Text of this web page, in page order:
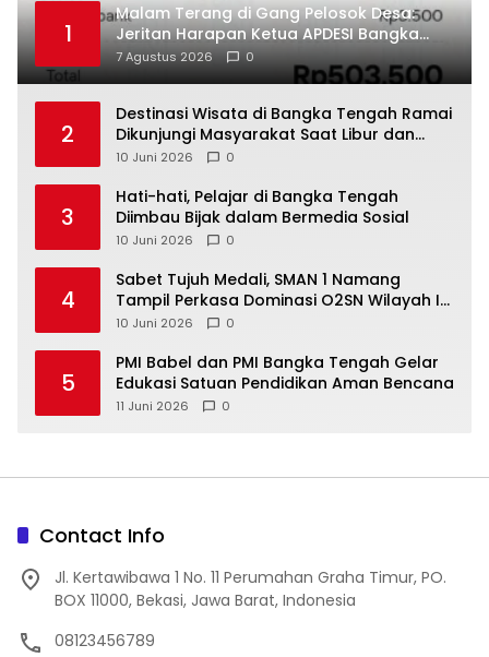
1
Malam Terang di Gang Pelosok Desa:
Jeritan Harapan Ketua APDESI Bangka
Tengah untuk PLN Babel
7 Agustus 2026 0
2
‎Destinasi Wisata di Bangka Tengah Ramai
Dikunjungi Masyarakat Saat Libur dan
Akhir Pekan
10 Juni 2026 0
3
‎Hati-hati, Pelajar di Bangka Tengah
Diimbau Bijak dalam Bermedia Sosial
10 Juni 2026 0
4
‎Sabet Tujuh Medali, SMAN 1 Namang
Tampil Perkasa Dominasi O2SN Wilayah I
10 Juni 2026 0
5
‎PMI Babel dan PMI Bangka Tengah Gelar
Edukasi Satuan Pendidikan Aman Bencana
11 Juni 2026 0
Contact Info
Jl. Kertawibawa 1 No. 11 Perumahan Graha Timur, PO.
BOX 11000, Bekasi, Jawa Barat, Indonesia
08123456789